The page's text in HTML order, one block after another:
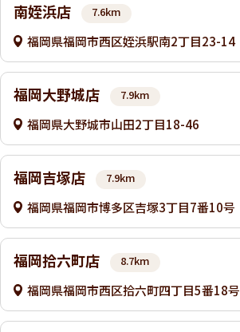
南姪浜店 7.6km
福岡県福岡市西区姪浜駅南2丁目23-14
福岡大野城店 7.9km
福岡県大野城市山田2丁目18-46
福岡吉塚店 7.9km
福岡県福岡市博多区吉塚3丁目7番10号
福岡拾六町店 8.7km
福岡県福岡市西区拾六町四丁目5番18号